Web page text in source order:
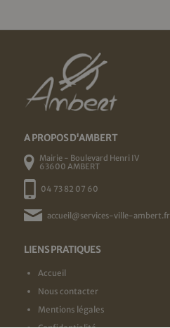
A PROPOS D'AMBERT
Mairie - Boulevard Henri IV
63600 AMBERT
04 73 82 07 60
accueil@services-ville-ambert.fr
LIENS PRATIQUES
Accueil
Nous contacter
Mentions légales